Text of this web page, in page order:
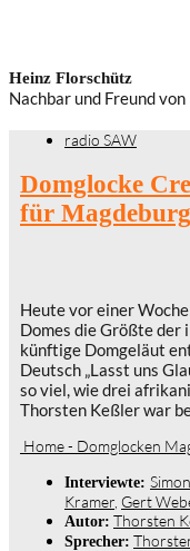
Heinz Florschütz
Nachbar und Freund
radio SAW
Domglocke
für Magdeburg
Heute vor einer
Domes die Größte der
künftige Domgeläut
Deutsch „Lasst uns
so viel, wie drei
Thorsten Keßler war
Home - Domglocken
Interviewte:
Kramer Gert
Autor: Thorsten
Sprecher: